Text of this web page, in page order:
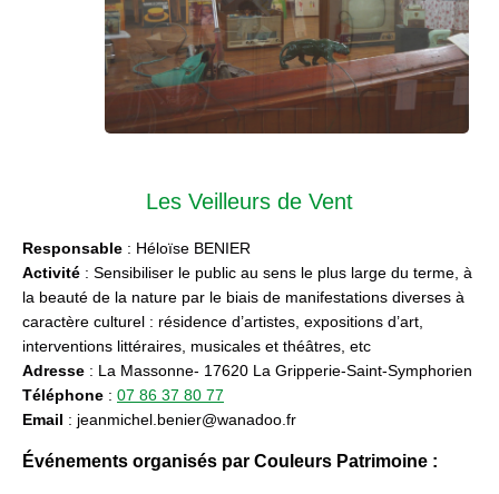
Les Veilleurs de Vent
Responsable : Héloïse BENIER
Activité : Sensibiliser le public au sens le plus large du terme, à
la beauté de la nature par le biais de manifestations diverses à
caractère culturel : résidence d’artistes, expositions d’art,
interventions littéraires, musicales et théâtres, etc
Adresse : La Massonne- 17620 La Gripperie-Saint-Symphorien
Téléphone : 07 86 37 80 77
Email : jeanmichel.benier@wanadoo.fr
Événements organisés par Couleurs Patrimoine :